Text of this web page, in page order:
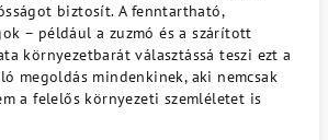
biztosít. A fenntartható,
– például a zuzmó és a szárított
környezetbarát választássá teszi ezt a
megoldás mindenkinek, aki nemcsak
a felelős környezeti szemléletet is